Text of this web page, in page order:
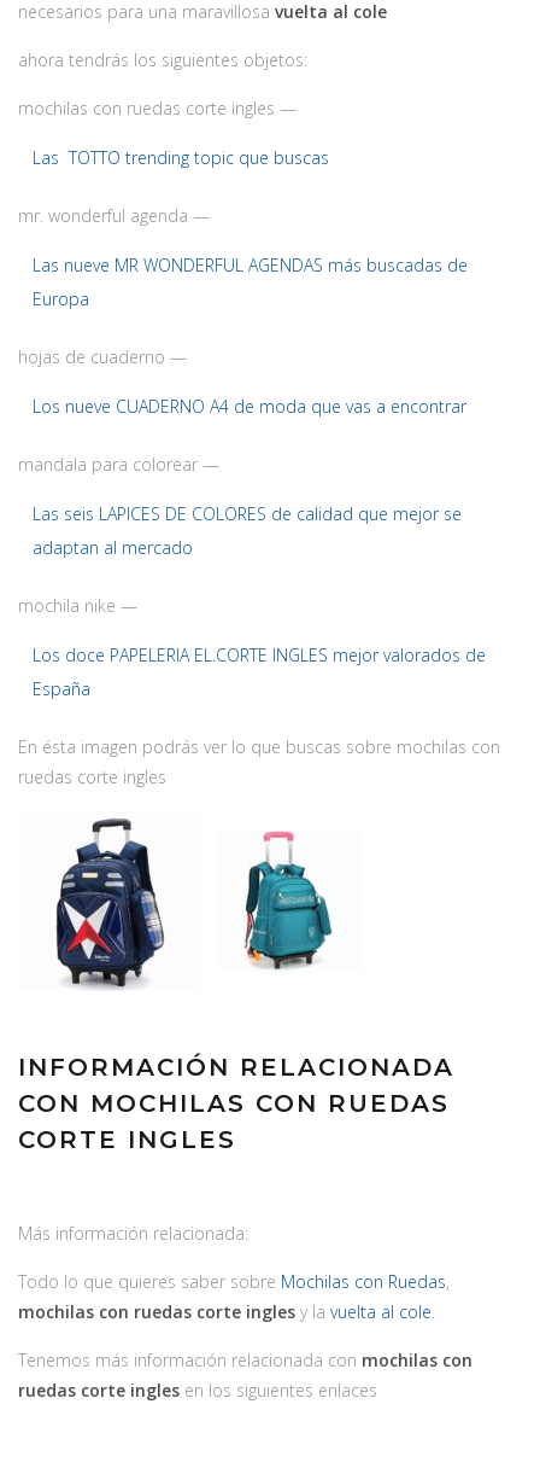
necesarios para una maravillosa vuelta al cole
ahora tendrás los siguientes objetos:
mochilas con ruedas corte ingles —
Las TOTTO trending topic que buscas
mr. wonderful agenda —
Las nueve MR WONDERFUL AGENDAS más buscadas de
Europa
hojas de cuaderno —
Los nueve CUADERNO A4 de moda que vas a encontrar
mandala para colorear —
Las seis LAPICES DE COLORES de calidad que mejor se
adaptan al mercado
mochila nike —
Los doce PAPELERIA EL.CORTE INGLES mejor valorados de
España
En ésta imagen podrás ver lo que buscas sobre mochilas con
ruedas corte ingles
INFORMACIÓN RELACIONADA
CON MOCHILAS CON RUEDAS
CORTE INGLES
Más información relacionada:
Todo lo que quieres saber sobre Mochilas con Ruedas,
mochilas con ruedas corte ingles y la vuelta al cole.
Tenemos más información relacionada con mochilas con
ruedas corte ingles en los siguientes enlaces